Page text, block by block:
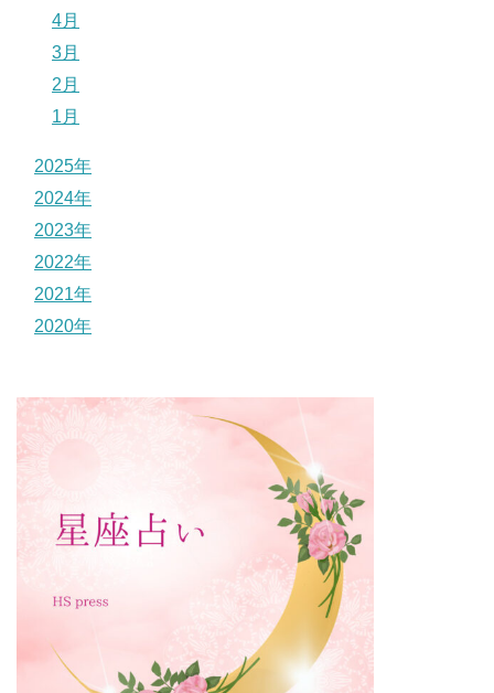
4月
3月
2月
1月
2025年
2024年
2023年
2022年
2021年
2020年